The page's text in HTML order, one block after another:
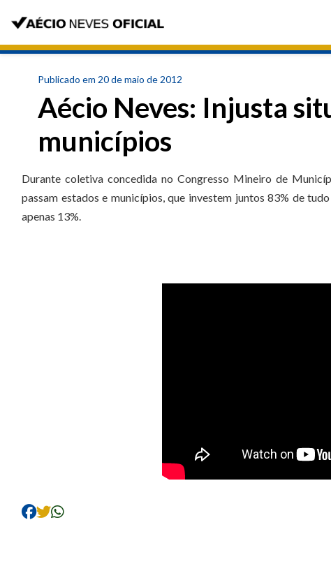
Publicado em 20 de maio de 2012
Aécio Neves: Injusta
municípios
Durante coletiva concedida no Congresso Mineiro de
passam estados e municípios, que investem juntos 83% de
apenas 13%.